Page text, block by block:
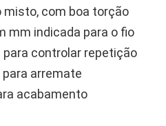
misto, com boa torção
mm indicada para o fio
controlar repetição
arremate
acabamento